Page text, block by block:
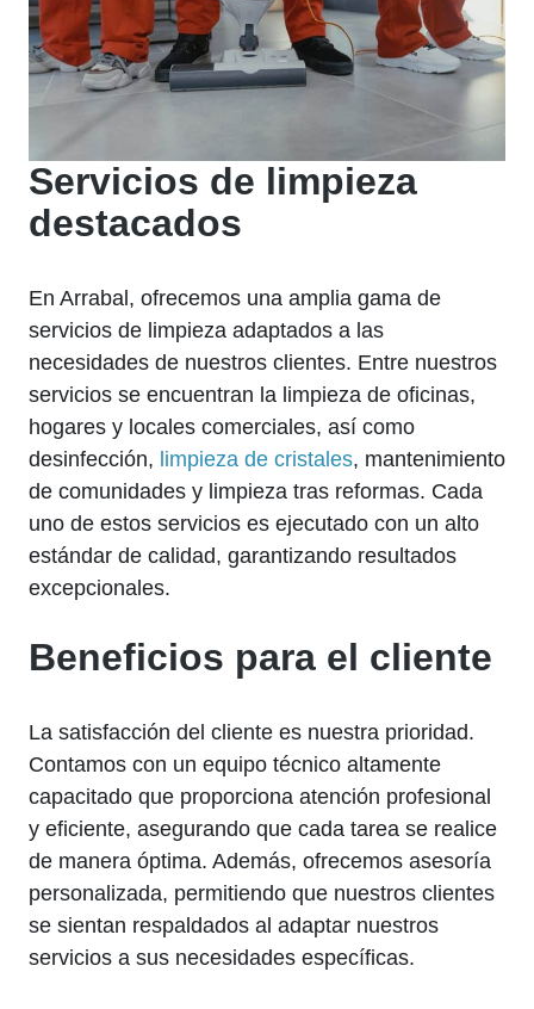
Servicios de limpieza
destacados
En Arrabal, ofrecemos una amplia gama de
servicios de limpieza adaptados a las
necesidades de nuestros clientes. Entre nuestros
servicios se encuentran la limpieza de oficinas,
hogares y locales comerciales, así como
desinfección, limpieza de cristales, mantenimiento
de comunidades y limpieza tras reformas. Cada
uno de estos servicios es ejecutado con un alto
estándar de calidad, garantizando resultados
excepcionales.
Beneficios para el cliente
La satisfacción del cliente es nuestra prioridad.
Contamos con un equipo técnico altamente
capacitado que proporciona atención profesional
y eficiente, asegurando que cada tarea se realice
de manera óptima. Además, ofrecemos asesoría
personalizada, permitiendo que nuestros clientes
se sientan respaldados al adaptar nuestros
servicios a sus necesidades específicas.